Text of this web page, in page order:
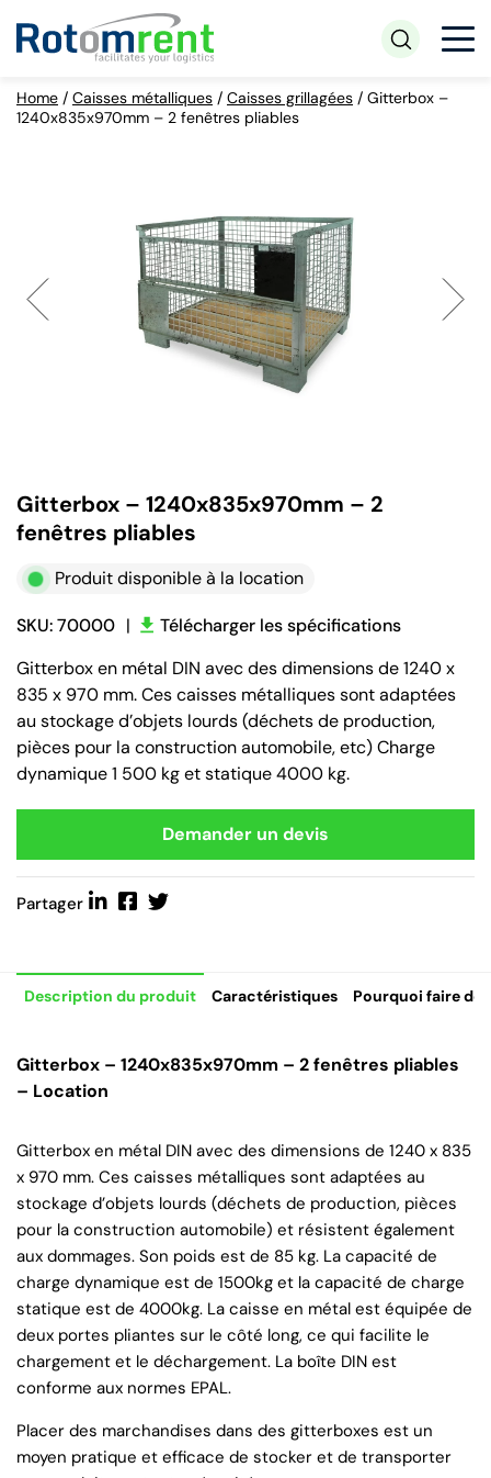
Home / Caisses métalliques / Caisses grillagées / Gitterbox –
1240x835x970mm – 2 fenêtres pliables
Gitterbox – 1240x835x970mm – 2
fenêtres pliables
Produit disponible à la location
SKU: 70000 |
Télécharger les spécifications
Gitterbox en métal DIN avec des dimensions de 1240 x
835 x 970 mm. Ces caisses métalliques sont adaptées
au stockage d’objets lourds (déchets de production,
pièces pour la construction automobile, etc) Charge
dynamique 1 500 kg et statique 4000 kg.
Demander un devis
Partager
Description du produit Caractéristiques Pourquoi faire de
Gitterbox – 1240x835x970mm – 2 fenêtres pliables
– Location
Gitterbox en métal DIN avec des dimensions de 1240 x 835
x 970 mm. Ces caisses métalliques sont adaptées au
stockage d’objets lourds (déchets de production, pièces
pour la construction automobile) et résistent également
aux dommages. Son poids est de 85 kg. La capacité de
charge dynamique est de 1500kg et la capacité de charge
statique est de 4000kg. La caisse en métal est équipée de
deux portes pliantes sur le côté long, ce qui facilite le
chargement et le déchargement. La boîte DIN est
conforme aux normes EPAL.
Placer des marchandises dans des gitterboxes est un
moyen pratique et efficace de stocker et de transporter